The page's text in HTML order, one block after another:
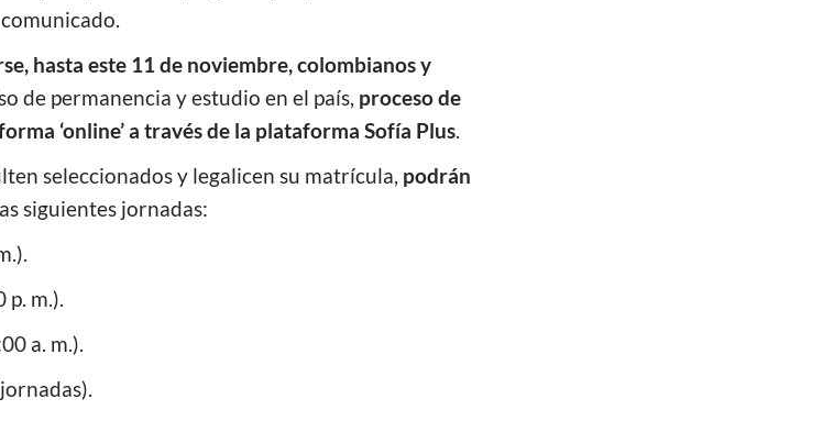
hasta este 11 de noviembre, colombianos y
de permanencia y estudio en el país, proceso de
‘online’ a través de la plataforma Sofía Plus.
seleccionados y legalicen su matrícula, podrán
siguientes jornadas:
p. m.).
a. m.).